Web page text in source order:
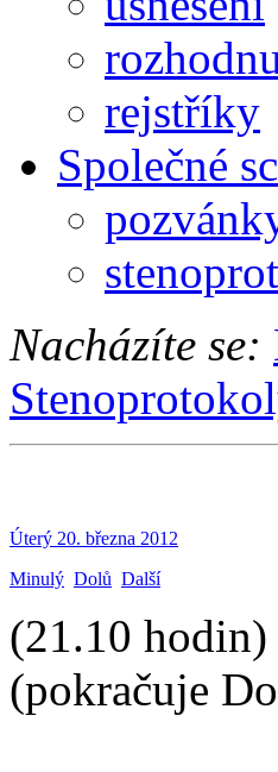
rejstříky
Společné
Nacházíte se:
Úterý 20. března 2012
Minulý Dolů Další
(21.10 hodin)
(pokračuje